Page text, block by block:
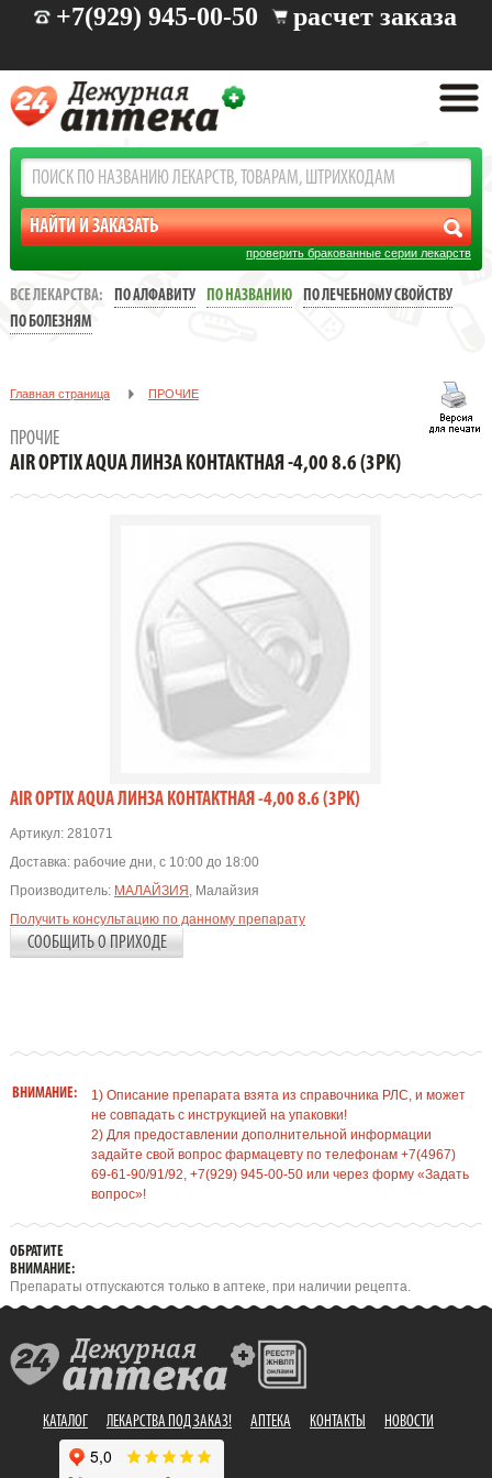
+7(929) 945-00-50 расчет заказа
проверить бракованные серии лекарств
ВСЕ ЛЕКАРСТВА: ПО АЛФАВИТУ ПО НАЗВАНИЮ
ПО ЛЕЧЕБНОМУ СВОЙСТВУ
ПО БОЛЕЗНЯМ
Главная страница ПРОЧИЕ
ПРОЧИЕ
AIR OPTIX AQUA ЛИНЗА КОНТАКТНАЯ -4,00 8.6 (3PK)
AIR OPTIX AQUA ЛИНЗА КОНТАКТНАЯ -4,00 8.6 (3PK)
Артикул:281071
Доставка: рабочие дни, с 10:00 до 18:00
Производитель: МАЛАЙЗИЯ , Малайзия
Получить консультацию по данному препарату
СООБЩИТЬ О ПРИХОДЕ
ВНИМАНИЕ:
1) Описание препарата взята из справочника РЛС, и может
не совпадать с инструкцией на упаковки!
2) Для предоставлении дополнительной информации
задайте свой вопрос фармацевту по телефонам +7(4967)
69-61-90/91/92, +7(929) 945-00-50 или через форму «Задать
вопрос»!
ОБРАТИТЕ
ВНИМАНИЕ:
Препараты отпускаются только в аптеке, при наличии рецепта.
КАТАЛОГ ЛЕКАРСТВА ПОД ЗАКАЗ! АПТЕКА КОНТАКТЫ НОВОСТИ